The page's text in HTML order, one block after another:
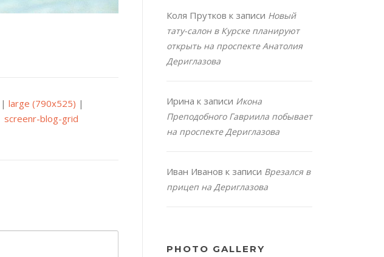
| large (790x525) |
screenr-blog-grid
Коля Прутков к записи Новый
тату-салон в Курске планируют
открыть на проспекте Анатолия
Дериглазова
Ирина к записи Икона
Преподобного Гавриила побывает
на проспекте Дериглазова
Иван Иванов к записи Врезался в
прицеп на Дериглазова
PHOTO GALLERY